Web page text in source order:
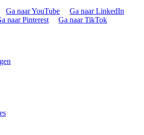
Ga naar YouTube
Ga naar LinkedIn
naar Pinterest Ga naar TikTok